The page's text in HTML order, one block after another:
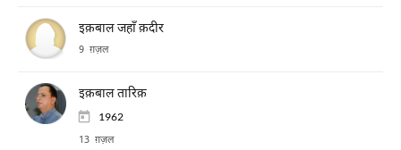
इक़बाल जहाँ क़दीर
9 ग़ज़ल
इक़बाल तारिक़
1962
13 ग़ज़ल